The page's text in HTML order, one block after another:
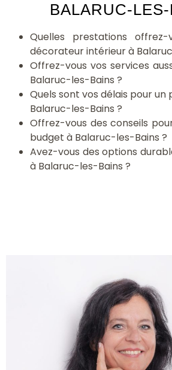
BALARUC-
Quelles prestations
décorateur intérieur à
Offrez-vous vos services
Balaruc-les-Bains ?
Quels sont vos délais pour
Balaruc-les-Bains ?
Offrez-vous des conseils
budget à Balaruc-les-Bains ?
Avez-vous des options
à Balaruc-les-Bains ?